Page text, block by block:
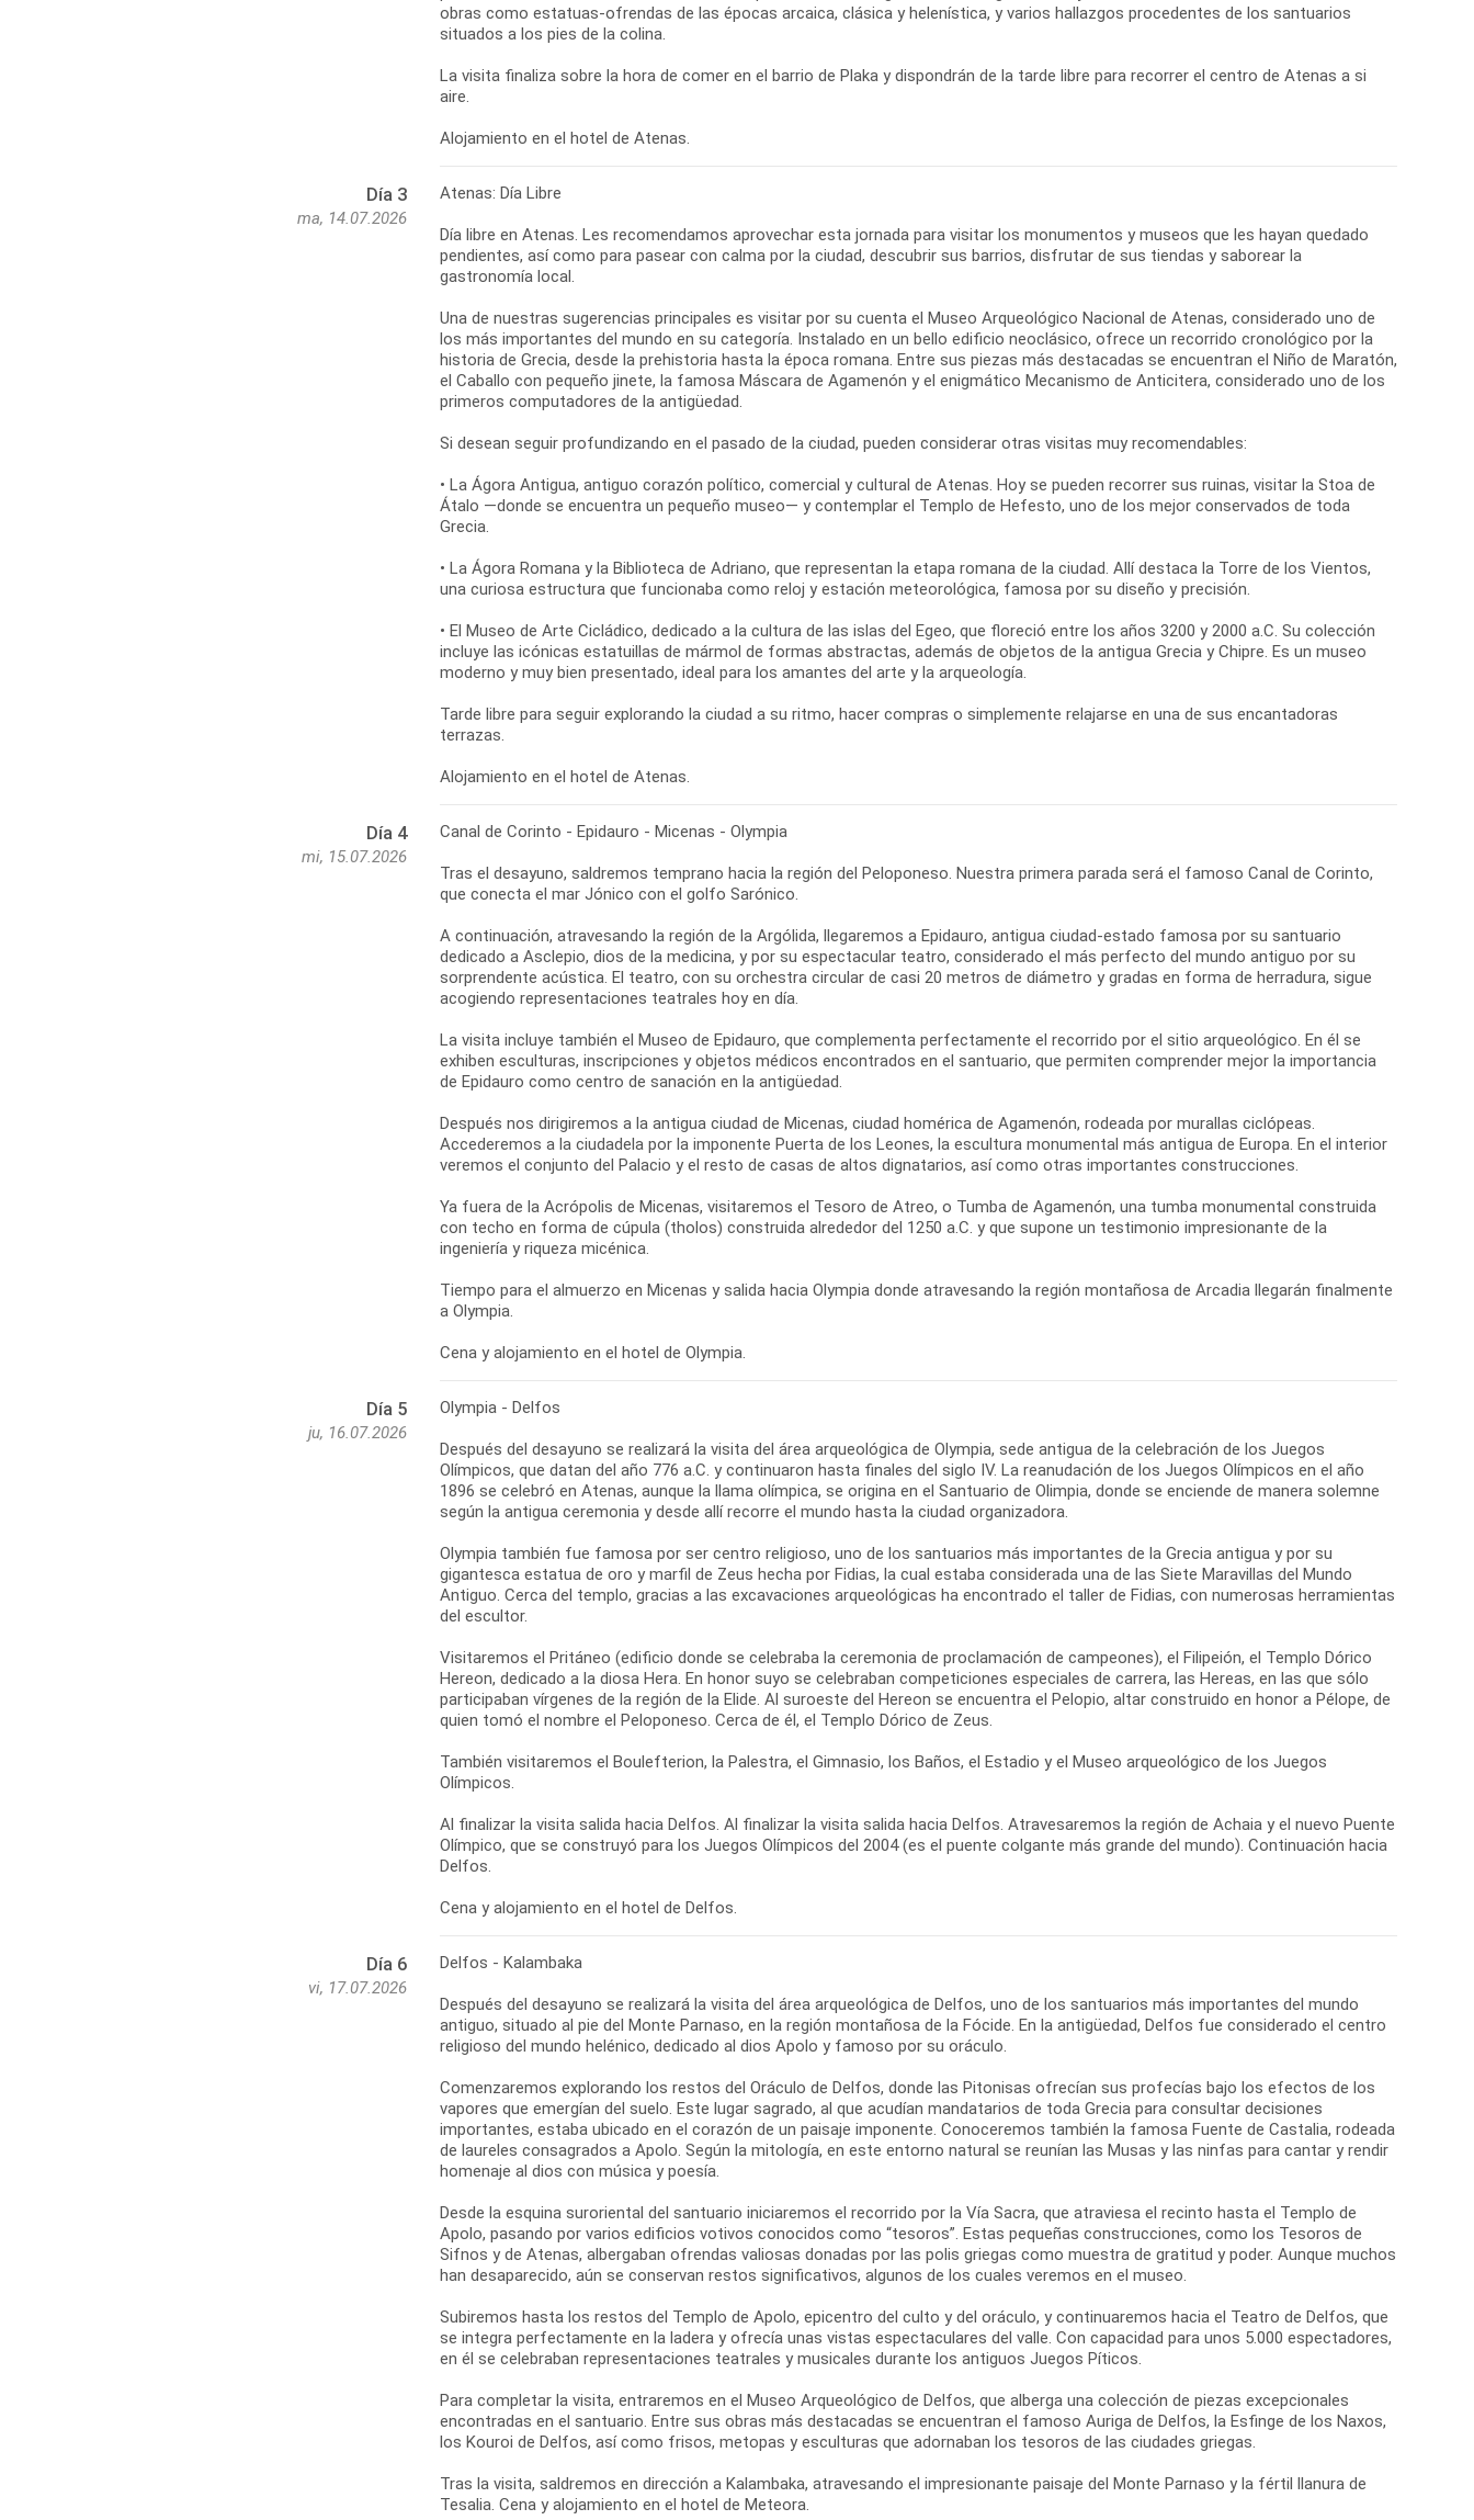
obras como estatuas-ofrendas de las épocas arcaica, clásica y helenística, y varios hallazgos procedentes de los santuarios
situados a los pies de la colina.
La visita finaliza sobre la hora de comer en el barrio de Plaka y dispondrán de la tarde libre para recorrer el centro de Atenas a si
aire.
Alojamiento en el hotel de Atenas.
Día 3
ma, 14.07.2026
Atenas: Día Libre
Día libre en Atenas. Les recomendamos aprovechar esta jornada para visitar los monumentos y museos que les hayan quedado
pendientes, así como para pasear con calma por la ciudad, descubrir sus barrios, disfrutar de sus tiendas y saborear la
gastronomía local.
Una de nuestras sugerencias principales es visitar por su cuenta el Museo Arqueológico Nacional de Atenas, considerado uno de
los más importantes del mundo en su categoría. Instalado en un bello edificio neoclásico, ofrece un recorrido cronológico por la
historia de Grecia, desde la prehistoria hasta la época romana. Entre sus piezas más destacadas se encuentran el Niño de Maratón,
el Caballo con pequeño jinete, la famosa Máscara de Agamenón y el enigmático Mecanismo de Anticitera, considerado uno de los
primeros computadores de la antigüedad.
Si desean seguir profundizando en el pasado de la ciudad, pueden considerar otras visitas muy recomendables:
• La Ágora Antigua, antiguo corazón político, comercial y cultural de Atenas. Hoy se pueden recorrer sus ruinas, visitar la Stoa de
Átalo —donde se encuentra un pequeño museo— y contemplar el Templo de Hefesto, uno de los mejor conservados de toda
Grecia.
• La Ágora Romana y la Biblioteca de Adriano, que representan la etapa romana de la ciudad. Allí destaca la Torre de los Vientos,
una curiosa estructura que funcionaba como reloj y estación meteorológica, famosa por su diseño y precisión.
• El Museo de Arte Cicládico, dedicado a la cultura de las islas del Egeo, que floreció entre los años 3200 y 2000 a.C. Su colección
incluye las icónicas estatuillas de mármol de formas abstractas, además de objetos de la antigua Grecia y Chipre. Es un museo
moderno y muy bien presentado, ideal para los amantes del arte y la arqueología.
Tarde libre para seguir explorando la ciudad a su ritmo, hacer compras o simplemente relajarse en una de sus encantadoras
terrazas.
Día 4
mi, 15.07.2026
Canal de Corinto - Epidauro - Micenas - Olympia
Tras el desayuno, saldremos temprano hacia la región del Peloponeso. Nuestra primera parada será el famoso Canal de Corinto,
que conecta el mar Jónico con el golfo Sarónico.
A continuación, atravesando la región de la Argólida, llegaremos a Epidauro, antigua ciudad-estado famosa por su santuario
dedicado a Asclepio, dios de la medicina, y por su espectacular teatro, considerado el más perfecto del mundo antiguo por su
sorprendente acústica. El teatro, con su orchestra circular de casi 20 metros de diámetro y gradas en forma de herradura, sigue
acogiendo representaciones teatrales hoy en día.
La visita incluye también el Museo de Epidauro, que complementa perfectamente el recorrido por el sitio arqueológico. En él se
exhiben esculturas, inscripciones y objetos médicos encontrados en el santuario, que permiten comprender mejor la importancia
de Epidauro como centro de sanación en la antigüedad.
Después nos dirigiremos a la antigua ciudad de Micenas, ciudad homérica de Agamenón, rodeada por murallas ciclópeas.
Accederemos a la ciudadela por la imponente Puerta de los Leones, la escultura monumental más antigua de Europa. En el interior
veremos el conjunto del Palacio y el resto de casas de altos dignatarios, así como otras importantes construcciones.
Ya fuera de la Acrópolis de Micenas, visitaremos el Tesoro de Atreo, o Tumba de Agamenón, una tumba monumental construida
con techo en forma de cúpula (tholos) construida alrededor del 1250 a.C. y que supone un testimonio impresionante de la
ingeniería y riqueza micénica.
Tiempo para el almuerzo en Micenas y salida hacia Olympia donde atravesando la región montañosa de Arcadia llegarán finalmente
a Olympia.
Cena y alojamiento en el hotel de Olympia.
Día 5
ju, 16.07.2026
Olympia - Delfos
Después del desayuno se realizará la visita del área arqueológica de Olympia, sede antigua de la celebración de los Juegos
Olímpicos, que datan del año 776 a.C. y continuaron hasta finales del siglo IV. La reanudación de los Juegos Olímpicos en el año
1896 se celebró en Atenas, aunque la llama olímpica, se origina en el Santuario de Olimpia, donde se enciende de manera solemne
según la antigua ceremonia y desde allí recorre el mundo hasta la ciudad organizadora.
Olympia también fue famosa por ser centro religioso, uno de los santuarios más importantes de la Grecia antigua y por su
gigantesca estatua de oro y marfil de Zeus hecha por Fidias, la cual estaba considerada una de las Siete Maravillas del Mundo
Antiguo. Cerca del templo, gracias a las excavaciones arqueológicas ha encontrado el taller de Fidias, con numerosas herramientas
del escultor.
Visitaremos el Pritáneo (edificio donde se celebraba la ceremonia de proclamación de campeones), el Filipeión, el Templo Dórico
Hereon, dedicado a la diosa Hera. En honor suyo se celebraban competiciones especiales de carrera, las Hereas, en las que sólo
participaban vírgenes de la región de la Elide. Al suroeste del Hereon se encuentra el Pelopio, altar construido en honor a Pélope, de
quien tomó el nombre el Peloponeso. Cerca de él, el Templo Dórico de Zeus.
También visitaremos el Boulefterion, la Palestra, el Gimnasio, los Baños, el Estadio y el Museo arqueológico de los Juegos
Olímpicos.
Al finalizar la visita salida hacia Delfos. Al finalizar la visita salida hacia Delfos. Atravesaremos la región de Achaia y el nuevo Puente
Olímpico, que se construyó para los Juegos Olímpicos del 2004 (es el puente colgante más grande del mundo). Continuación hacia
Delfos.
Cena y alojamiento en el hotel de Delfos.
Día 6
vi, 17.07.2026
Delfos - Kalambaka
Después del desayuno se realizará la visita del área arqueológica de Delfos, uno de los santuarios más importantes del mundo
antiguo, situado al pie del Monte Parnaso, en la región montañosa de la Fócide. En la antigüedad, Delfos fue considerado el centro
religioso del mundo helénico, dedicado al dios Apolo y famoso por su oráculo.
Comenzaremos explorando los restos del Oráculo de Delfos, donde las Pitonisas ofrecían sus profecías bajo los efectos de los
vapores que emergían del suelo. Este lugar sagrado, al que acudían mandatarios de toda Grecia para consultar decisiones
importantes, estaba ubicado en el corazón de un paisaje imponente. Conoceremos también la famosa Fuente de Castalia, rodeada
de laureles consagrados a Apolo. Según la mitología, en este entorno natural se reunían las Musas y las ninfas para cantar y rendir
homenaje al dios con música y poesía.
Desde la esquina suroriental del santuario iniciaremos el recorrido por la Vía Sacra, que atraviesa el recinto hasta el Templo de
Apolo, pasando por varios edificios votivos conocidos como “tesoros”. Estas pequeñas construcciones, como los Tesoros de
Sifnos y de Atenas, albergaban ofrendas valiosas donadas por las polis griegas como muestra de gratitud y poder. Aunque muchos
han desaparecido, aún se conservan restos significativos, algunos de los cuales veremos en el museo.
Subiremos hasta los restos del Templo de Apolo, epicentro del culto y del oráculo, y continuaremos hacia el Teatro de Delfos, que
se integra perfectamente en la ladera y ofrecía unas vistas espectaculares del valle. Con capacidad para unos 5.000 espectadores,
en él se celebraban representaciones teatrales y musicales durante los antiguos Juegos Píticos.
Para completar la visita, entraremos en el Museo Arqueológico de Delfos, que alberga una colección de piezas excepcionales
encontradas en el santuario. Entre sus obras más destacadas se encuentran el famoso Auriga de Delfos, la Esfinge de los Naxos,
los Kouroi de Delfos, así como frisos, metopas y esculturas que adornaban los tesoros de las ciudades griegas.
Tras la visita, saldremos en dirección a Kalambaka, atravesando el impresionante paisaje del Monte Parnaso y la fértil llanura de
Tesalia. Cena y alojamiento en el hotel de Meteora.